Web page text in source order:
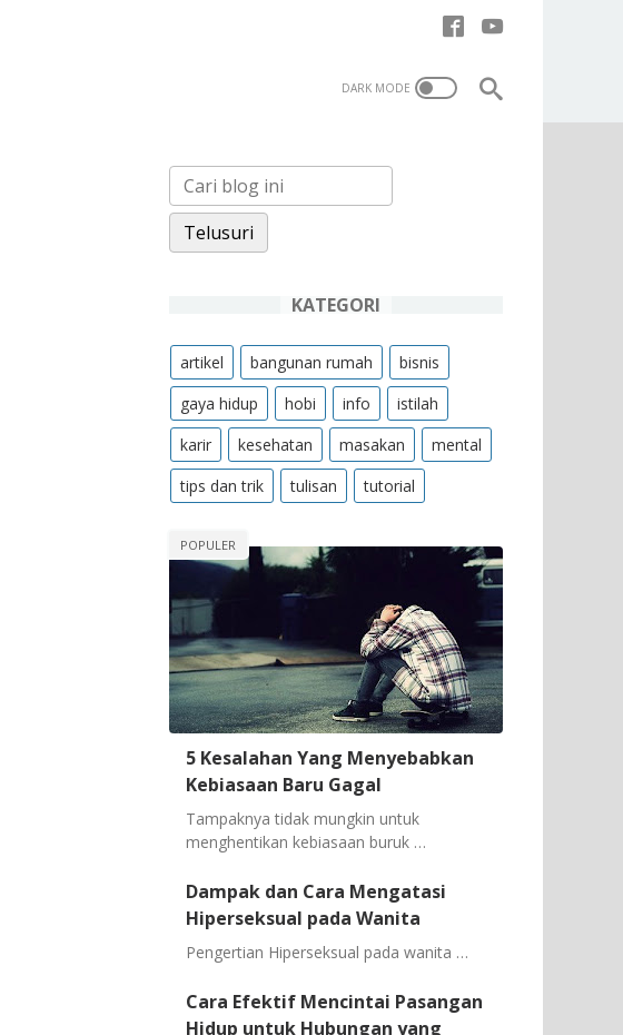
KATEGORI
artikel bangunan rumah
bisnis
gaya hidup
hobi info
istilah
karir
kesehatan masakan
mental
tips dan trik
tulisan tutorial
POPULER
5 Kesalahan Yang Menyebabkan
Kebiasaan Baru Gagal
Tampaknya tidak mungkin untuk
menghentikan kebiasaan buruk …
Dampak dan Cara Mengatasi
Hiperseksual pada Wanita
Pengertian Hiperseksual pada wanita …
Cara Efektif Mencintai Pasangan
Hidup untuk Hubungan yang